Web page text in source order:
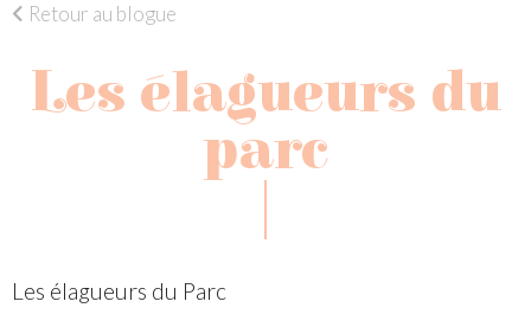
Retour au blogue
Les élagueurs du
parc
Les élagueurs du Parc